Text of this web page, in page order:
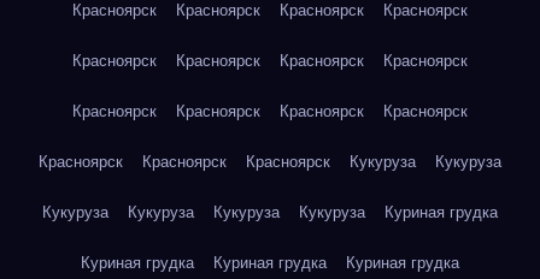
Красноярск Красноярск Красноярск Красноярск
Красноярск Красноярск Красноярск Красноярск
Красноярск Красноярск Красноярск Красноярск
Красноярск Красноярск Красноярск Кукуруза Кукуруза
Кукуруза Кукуруза Кукуруза Кукуруза Куриная грудка
Куриная грудка Куриная грудка Куриная грудка